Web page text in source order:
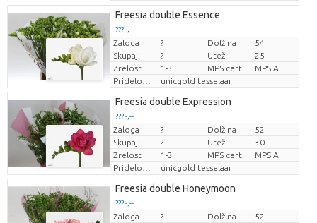
Freesia double Essence
??? -,--
Cena za kos
Zaloga ? Dolžina
54
Skupaj:
? Utež
25
Zrelost
1-3 MPS cert.
MPS A
unicgold tesselaar
Freesia double Expression
??? -,--
Cena za kos
Zaloga ? Dolžina
52
Skupaj:
? Utež
30
Zrelost
1-3 MPS cert.
MPS A
unicgold tesselaar
Freesia double Honeymoon
??? -,--
Cena za kos
Zaloga ? Dolžina
52